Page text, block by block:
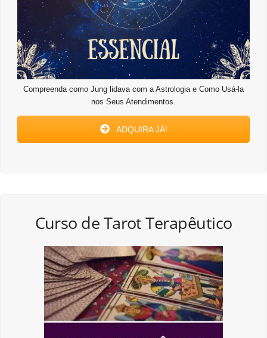
Compreenda como Jung lidava com a Astrologia e Como Usá-la
nos Seus Atendimentos.
ADQUIRA JÁ!
Curso de Tarot Terapêutico